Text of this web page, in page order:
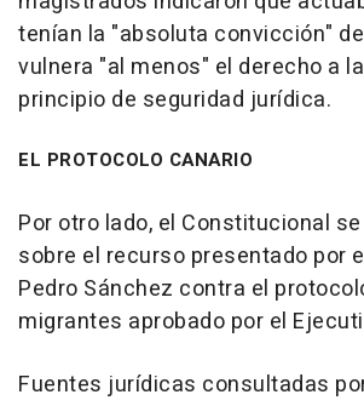
tenían la "absoluta convicción"
vulnera "al menos" el derecho a
principio de seguridad jurídica.
EL PROTOCOLO CANARIO
Por otro lado, el Constitucional
sobre el recurso presentado por
Pedro Sánchez contra el
migrantes aprobado por el
Fuentes jurídicas consultadas